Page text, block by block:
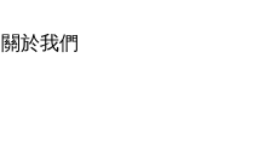
關於我們